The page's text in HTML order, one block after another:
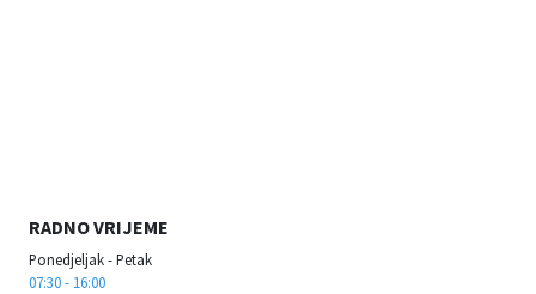
RADNO VRIJEME
Ponedjeljak - Petak
07:30 - 16:00